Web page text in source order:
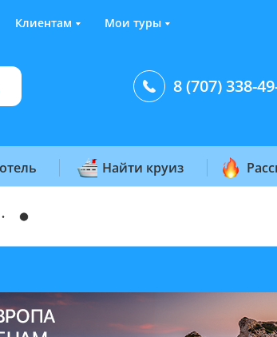
Клиентам Мои туры
8 (707) 338-
Найти круиз
7-9 дней